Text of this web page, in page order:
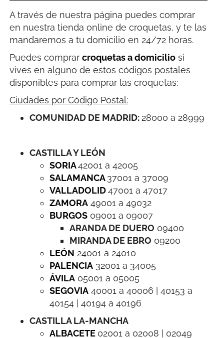
A través de nuestra página puedes comprar
en nuestra tienda online de croquetas, y te las
mandaremos a tu domicilio en 24/72 horas.
Puedes comprarcroquetas a domicilio si
vives en alguno de estos códigos postales
disponibles para comprar las croquetas:
Ciudades por Código Postal:
COMUNIDAD DE MADRID:28000 a 28999
CASTILLA Y LEÓN
SORIA42001 a 42005
SALAMANCA37001 a 37009
VALLADOLID47001 a 47017
ZAMORA 49001 a 49032
BURGOS 09001 a 09007
ARANDA DE DUERO 09400
MIRANDA DE EBRO 09200
LEÓN 24001 a 24010
PALENCIA 32001 a 34005
ÁVILA 05001 a 05005
SEGOVIA 40001 a 40006 | 40153 a
40154 | 40194 a 40196
CASTILLA LA-MANCHA
ALBACETE 02001 a 02008 | 02049